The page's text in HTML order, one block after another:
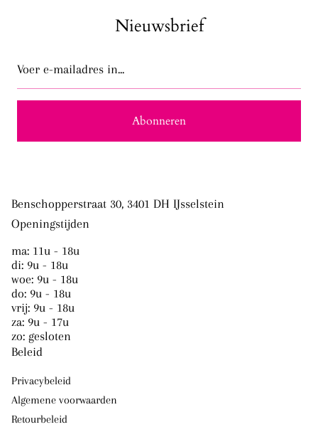
Nieuwsbrief
in...
Abonneren
Benschopperstraat 30, 3401 DH IJsselstein
Openingstijden
ma: 11u - 18u
di: 9u - 18u
woe: 9u - 18u
do: 9u - 18u
vrij: 9u - 18u
za: 9u - 17u
zo: gesloten
Beleid
Privacybeleid
Algemene voorwaarden
Retourbeleid